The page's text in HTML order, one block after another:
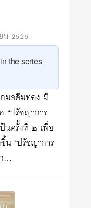
2525
the series
มลคีมทอง มี
“ปรัชญาการ
ป็นครั้งที่ ๒ เพื่อ
น “ปรัชญาการ
…